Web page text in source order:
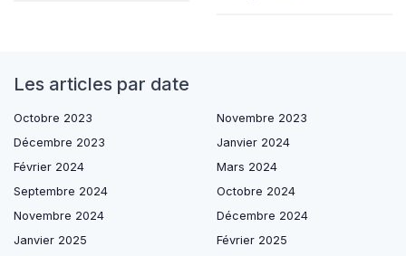
Les articles par date
Octobre 2023
Novembre 2023
Décembre 2023
Janvier 2024
Février 2024
Mars 2024
Septembre 2024
Octobre 2024
Novembre 2024
Décembre 2024
Janvier 2025
Février 2025